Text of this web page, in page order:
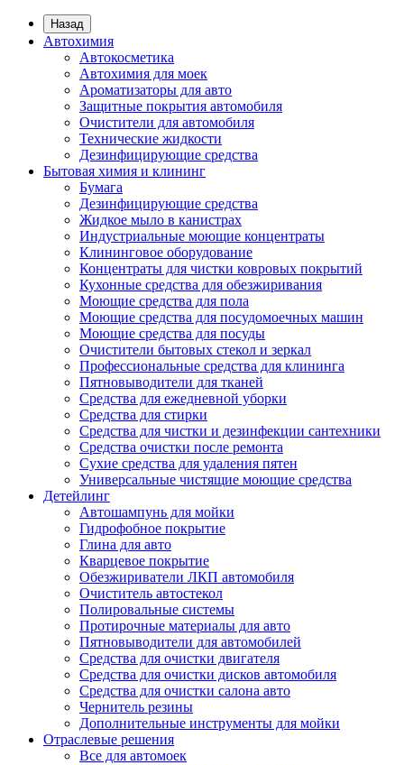
Назад
Автохимия
Автокосметика
Автохимия для моек
Ароматизаторы для авто
Защитные покрытия автомобиля
Очистители для автомобиля
Технические жидкости
Дезинфицирующие средства
Бытовая химия и клининг
Бумага
Дезинфицирующие средства
Жидкое мыло в канистрах
Индустриальные моющие концентраты
Клининговое оборудование
Концентраты для чистки ковровых покрытий
Кухонные средства для обезжиривания
Моющие средства для пола
Моющие средства для посудомоечных машин
Моющие средства для посуды
Очистители бытовых стекол и зеркал
Профессиональные средства для клининга
Пятновыводители для тканей
Средства для ежедневной уборки
Средства для стирки
Средства для чистки и дезинфекции сантехники
Средства очистки после ремонта
Сухие средства для удаления пятен
Универсальные чистящие моющие средства
Детейлинг
Автошампунь для мойки
Гидрофобное покрытие
Глина для авто
Кварцевое покрытие
Обезжириватели ЛКП автомобиля
Очиститель автостекол
Полировальные системы
Протирочные материалы для авто
Пятновыводители для автомобилей
Средства для очистки двигателя
Средства для очистки дисков автомобиля
Средства для очистки салона авто
Чернитель резины
Дополнительные инструменты для мойки
Отраслевые решения
Все для автомоек